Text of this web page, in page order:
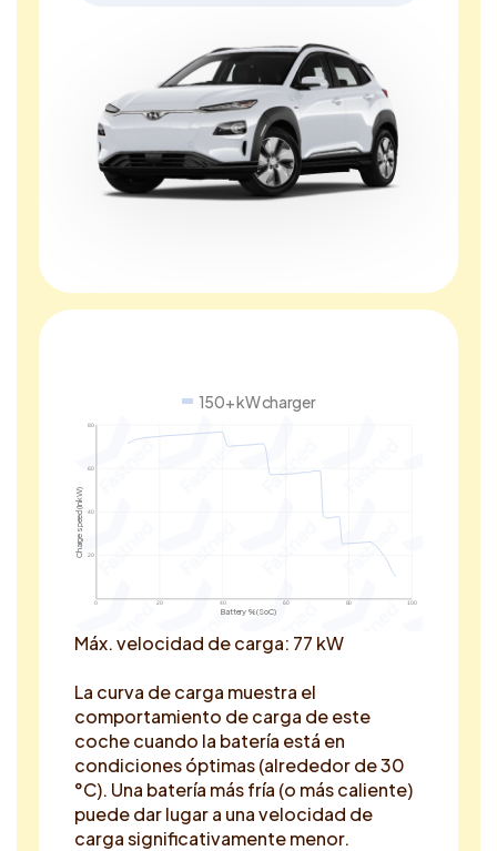
150+ kW charger
0 20 40 60 80 100
20
40
60
80
Battery % (SoC)
Charge speed (in kW)
Máx. velocidad de carga: 77 kW
La curva de carga muestra el
comportamiento de carga de este
coche cuando la batería está en
condiciones óptimas (alrededor de 30
°C). Una batería más fría (o más caliente)
puede dar lugar a una velocidad de
carga significativamente menor.